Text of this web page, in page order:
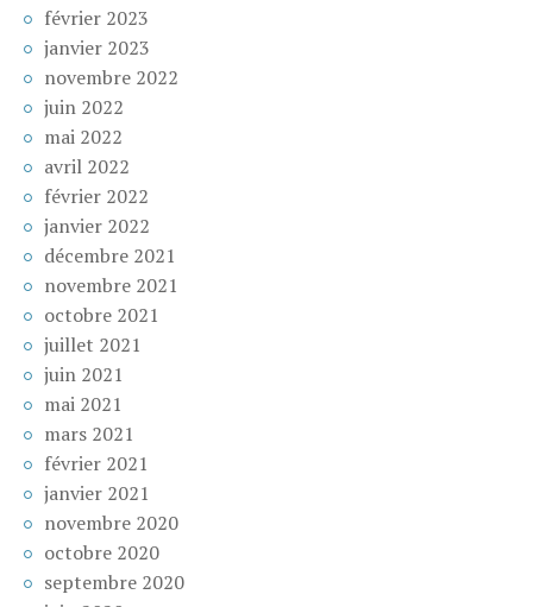
février 2023
janvier 2023
novembre 2022
juin 2022
mai 2022
avril 2022
février 2022
janvier 2022
décembre 2021
novembre 2021
octobre 2021
juillet 2021
juin 2021
mai 2021
mars 2021
février 2021
janvier 2021
novembre 2020
octobre 2020
septembre 2020